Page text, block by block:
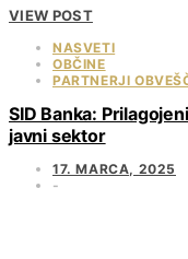
VIEW POST
NASVETI
OBČINE
PARTNERJI
SID Banka:
javni sektor
17. MARCA, 2025